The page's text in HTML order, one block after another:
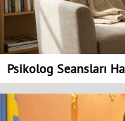
Psikolog Seansları